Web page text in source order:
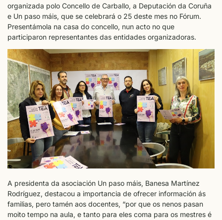
organizada polo Concello de Carballo, a Deputación da Coruña
e Un paso máis, que se celebrará o 25 deste mes no Fórum.
Presentámola na casa do concello, nun acto no que
participaron representantes das entidades organizadoras.
A presidenta da asociación Un paso máis, Banesa Martínez
Rodríguez, destacou a importancia de ofrecer información ás
familias, pero tamén aos docentes, “por que os nenos pasan
moito tempo na aula, e tanto para eles coma para os mestres é